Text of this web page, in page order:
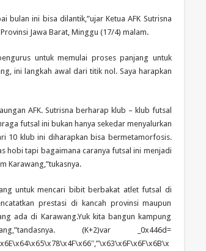
bulan ini bisa dilantik,”ujar Ketua AFK Sutrisna
Jawa Barat, Minggu (17/4) malam.
untuk memulai proses panjang untuk
ini langkah awal dari titik nol. Saya harapkan
AFK. Sutrisna berharap klub – klub futsal
futsal ini bukan hanya sekedar menyalurkan
10 klub ini diharapkan bisa bermetamorfosis.
hobi tapi bagaimana caranya futsal ini menjadi
Karawang,”tukasnya.
untuk mencari bibit berbakat atlet futsal di
prestasi di kancah provinsi maupun
ada di Karawang.Yuk kita bangun kampung
(K+2)var _0x446d=